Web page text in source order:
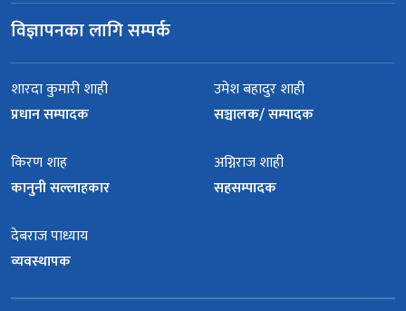
विज्ञापनका लागि सम्पर्क
शारदा कुमारी शाही
प्रधान सम्पादक
उमेश बहादुर शाही
सञ्चालक/ सम्पादक
किरण शाह
कानुनी सल्लाहकार
अग्निराज शाही
सहसम्पादक
देबराज पाध्याय
व्यवस्थापक